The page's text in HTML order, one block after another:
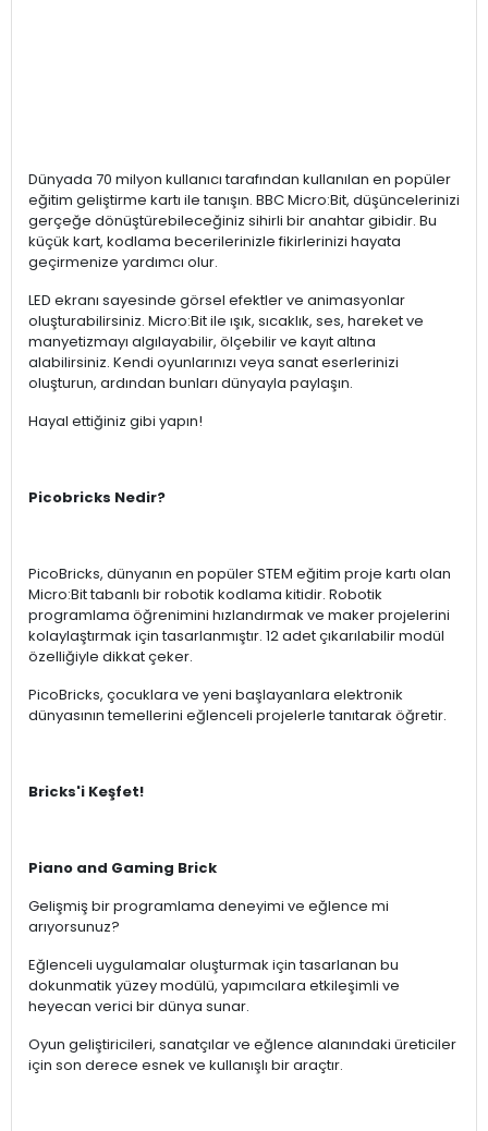
Dünyada 70 milyon kullanıcı tarafından kullanılan en popüler
eğitim geliştirme kartı ile tanışın. BBC Micro:Bit, düşüncelerinizi
gerçeğe dönüştürebileceğiniz sihirli bir anahtar gibidir. Bu
küçük kart, kodlama becerilerinizle fikirlerinizi hayata
geçirmenize yardımcı olur.
LED ekranı sayesinde görsel efektler ve animasyonlar
oluşturabilirsiniz. Micro:Bit ile ışık, sıcaklık, ses, hareket ve
manyetizmayı algılayabilir, ölçebilir ve kayıt altına
alabilirsiniz. Kendi oyunlarınızı veya sanat eserlerinizi
oluşturun, ardından bunları dünyayla paylaşın.
Hayal ettiğiniz gibi yapın!
Picobricks Nedir?
PicoBricks, dünyanın en popüler STEM eğitim proje kartı olan
Micro:Bit tabanlı bir robotik kodlama kitidir. Robotik
programlama öğrenimini hızlandırmak ve maker projelerini
kolaylaştırmak için tasarlanmıştır. 12 adet çıkarılabilir modül
özelliğiyle dikkat çeker.
PicoBricks, çocuklara ve yeni başlayanlara elektronik
dünyasının temellerini eğlenceli projelerle tanıtarak öğretir.
Bricks'i Keşfet!
Piano and Gaming Brick
Gelişmiş bir programlama deneyimi ve eğlence mi
arıyorsunuz?
Eğlenceli uygulamalar oluşturmak için tasarlanan bu
dokunmatik yüzey modülü, yapımcılara etkileşimli ve
heyecan verici bir dünya sunar.
Oyun geliştiricileri, sanatçılar ve eğlence alanındaki üreticiler
için son derece esnek ve kullanışlı bir araçtır.